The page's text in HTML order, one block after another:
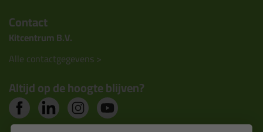
Contact
Kitcentrum B.V.
Alle contactgegevens >
Altijd op de hoogte blijven?